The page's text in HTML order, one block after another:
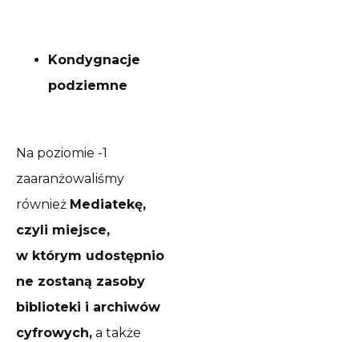
Kondygnacje
podziemne
Na poziomie -1
zaaranżowaliśmy
również Mediatekę,
czyli miejsce,
w którym udostępnio
ne zostaną zasoby
biblioteki i archiwów
cyfrowych, a także